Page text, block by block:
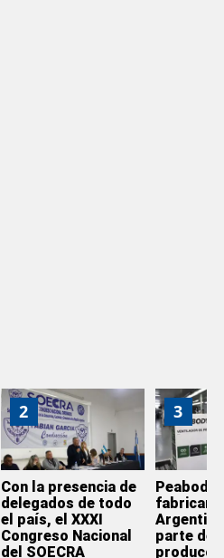
2
Con la presencia de
delegados de todo
el país, el XXXI
Congreso Nacional
del SOECRA
3
Peabody
fabricar
parte de